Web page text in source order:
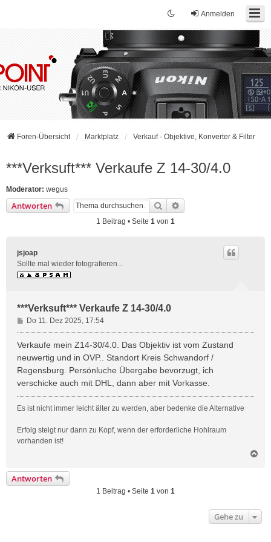
Anmelden
Foren-Übersicht Marktplatz Verkauf - Objektive, Konverter & Filter
***Verksuft*** Verkaufe Z 14-30/4.0
Moderator: wegus
Antworten Suche
1 Beitrag • Seite 1 von 1
jsjoap
Sollte mal wieder fotografieren...
***Verksuft*** Verkaufe Z 14-30/4.0
B
e
i
a
g
Do 11. Dez 2025, 17:54
Verkaufe mein Z14-30/4.0. Das Objektiv ist vom Zustand
neuwertig und in OVP.. Standort Kreis Schwandorf /
Regensburg. Persönluche Übergabe bevorzugt, ich
verschicke auch mit DHL, dann aber mit Vorkasse.
Es ist nicht immer leicht älter zu werden, aber bedenke die Alternative
Erfolg steigt nur dann zu Kopf, wenn der erforderliche Hohlraum
vorhanden ist!
e
n
Antworten
1 Beitrag • Seite 1 von 1
Gehe zu